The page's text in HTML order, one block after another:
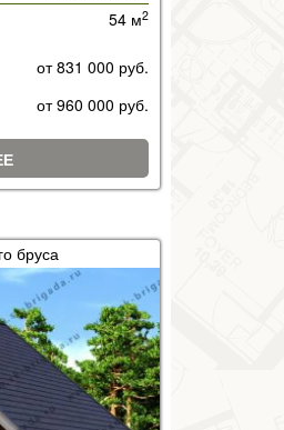
54 м2
от 831 000 руб.
от 960 000 руб.
бруса